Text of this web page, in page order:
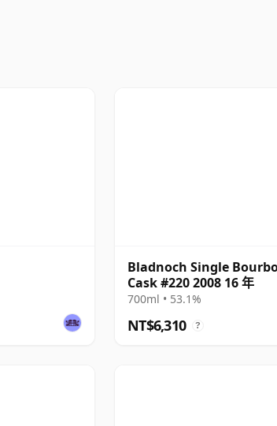
Bladnoch Single
Cask #220 2008 16 年
700ml • 53.1%
NT$6,310 ?